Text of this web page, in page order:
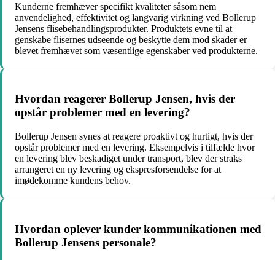
Kunderne fremhæver specifikt kvaliteter såsom nem
anvendelighed, effektivitet og langvarig virkning ved Bollerup
Jensens flisebehandlingsprodukter. Produktets evne til at
genskabe flisernes udseende og beskytte dem mod skader er
blevet fremhævet som væsentlige egenskaber ved produkterne.
Hvordan reagerer Bollerup Jensen, hvis der
opstår problemer med en levering?
Bollerup Jensen synes at reagere proaktivt og hurtigt, hvis der
opstår problemer med en levering. Eksempelvis i tilfælde hvor
en levering blev beskadiget under transport, blev der straks
arrangeret en ny levering og ekspresforsendelse for at
imødekomme kundens behov.
Hvordan oplever kunder kommunikationen med
Bollerup Jensens personale?